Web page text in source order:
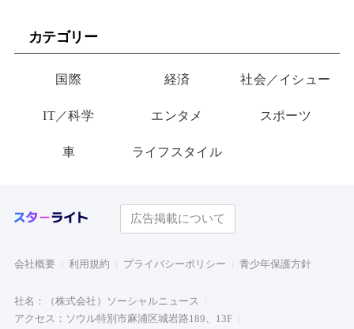
カテゴリー
国際 経済 社会／イシュー
IT／科学 エンタメ スポーツ
車 ライフスタイル
広告掲載について
会社概要 利用規約 プライバシーポリシー 青少年保護方針
社名：（株式会社）ソーシャルニュース
アクセス：ソウル特別市麻浦区城岩路189、13F